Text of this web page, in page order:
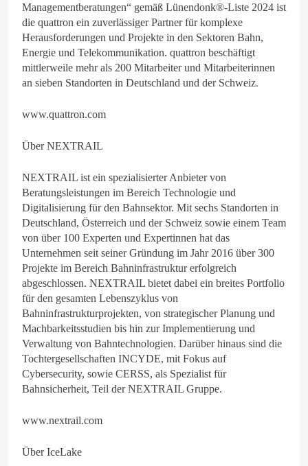
Managementberatungen“ gemäß Lünendonk®-Liste 2024 ist
die quattron ein zuverlässiger Partner für komplexe
Herausforderungen und Projekte in den Sektoren Bahn,
Energie und Telekommunikation. quattron beschäftigt
mittlerweile mehr als 200 Mitarbeiter und Mitarbeiterinnen
an sieben Standorten in Deutschland und der Schweiz.
www.quattron.com
Über NEXTRAIL
NEXTRAIL ist ein spezialisierter Anbieter von
Beratungsleistungen im Bereich Technologie und
Digitalisierung für den Bahnsektor. Mit sechs Standorten in
Deutschland, Österreich und der Schweiz sowie einem Team
von über 100 Experten und Expertinnen hat das
Unternehmen seit seiner Gründung im Jahr 2016 über 300
Projekte im Bereich Bahninfrastruktur erfolgreich
abgeschlossen. NEXTRAIL bietet dabei ein breites Portfolio
für den gesamten Lebenszyklus von
Bahninfrastrukturprojekten, von strategischer Planung und
Machbarkeitsstudien bis hin zur Implementierung und
Verwaltung von Bahntechnologien. Darüber hinaus sind die
Tochtergesellschaften INCYDE, mit Fokus auf
Cybersecurity, sowie CERSS, als Spezialist für
Bahnsicherheit, Teil der NEXTRAIL Gruppe.
www.nextrail.com
Über IceLake